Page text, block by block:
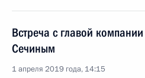
Встреча с главой
Сечиным
1 апреля 2019 года, 14:15